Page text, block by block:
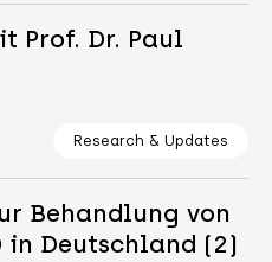
Prof. Dr. Paul
Research & Updates
Behandlung von
in Deutschland (2)